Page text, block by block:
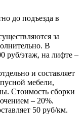
до подъезда в
за
В
руб/этаж, на лифте –
и составляет
мебели,
Стоимость сборки
– 20%.
50 руб/км.